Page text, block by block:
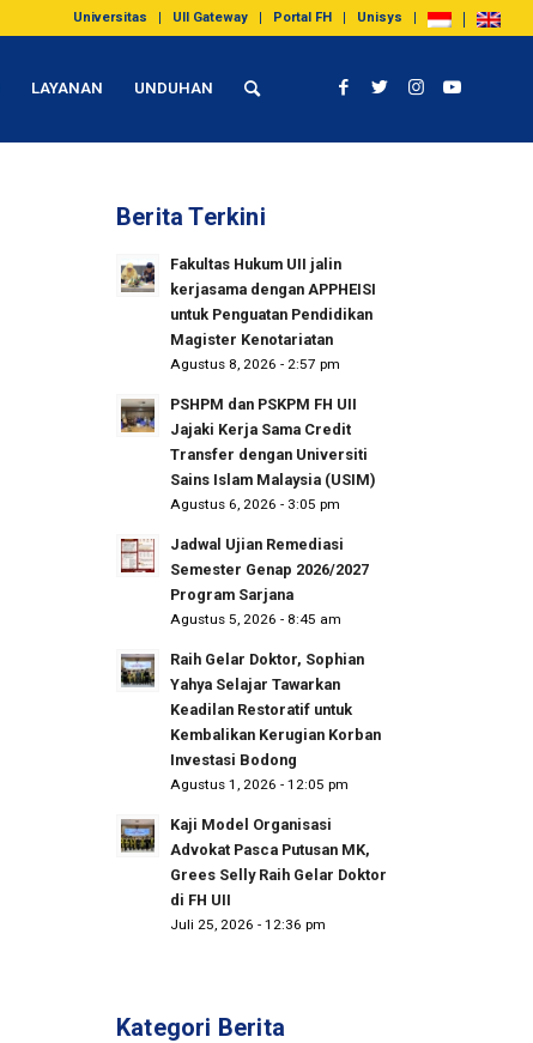
Universitas UII Gateway Portal FH Unisys
LAYANAN UNDUHAN
Berita Terkini
Fakultas Hukum UII jalin
kerjasama dengan APPHEISI
untuk Penguatan Pendidikan
Magister Kenotariatan
Agustus 8, 2026 - 2:57 pm
PSHPM dan PSKPM FH UII
Jajaki Kerja Sama Credit
Transfer dengan Universiti
Sains Islam Malaysia (USIM)
Agustus 6, 2026 - 3:05 pm
Jadwal Ujian Remediasi
Semester Genap 2026/2027
Program Sarjana
Agustus 5, 2026 - 8:45 am
Raih Gelar Doktor, Sophian
Yahya Selajar Tawarkan
Keadilan Restoratif untuk
Kembalikan Kerugian Korban
Investasi Bodong
Agustus 1, 2026 - 12:05 pm
Kaji Model Organisasi
Advokat Pasca Putusan MK,
Grees Selly Raih Gelar Doktor
di FH UII
Juli 25, 2026 - 12:36 pm
Kategori Berita